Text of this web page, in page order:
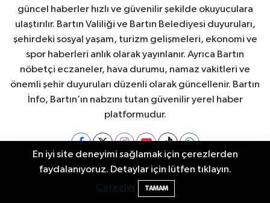
güncel haberler hızlı ve güvenilir şekilde okuyuculara
ulaştırılır. Bartın Valiliği ve Bartın Belediyesi duyuruları,
şehirdeki sosyal yaşam, turizm gelişmeleri, ekonomi ve
spor haberleri anlık olarak yayınlanır. Ayrıca Bartın
nöbetçi eczaneler, hava durumu, namaz vakitleri ve
önemli şehir duyuruları düzenli olarak güncellenir. Bartın
İnfo, Bartın’ın nabzını tutan güvenilir yerel haber
platformudur.
Bartın Hava Durumu
En iyi site deneyimi sağlamak için çerezlerden
faydalanıyoruz. Detaylar için lütfen tıklayın.
Çerezler
TAMAM
2 Buzağı Hediyeli Bal Festivalinde Hande
Ünsal Sahne Alacak